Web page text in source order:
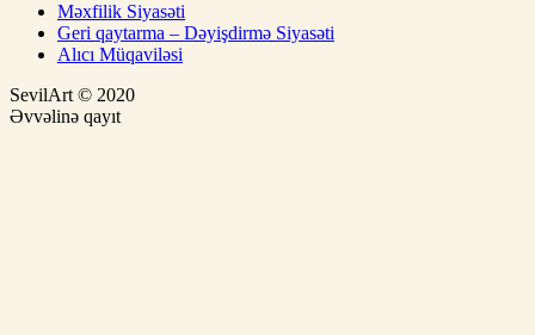
Məxfilik Siyasəti
Geri qaytarma – Dəyişdirmə Siyasəti
Alıcı Müqaviləsi
SevilArt © 2020
Əvvəlinə qayıt